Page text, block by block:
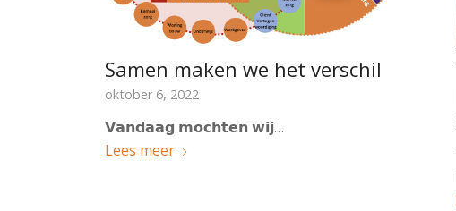
Samen maken we het verschil
oktober 6, 2022
𝗩𝗮𝗻𝗱𝗮𝗮𝗴 𝗺𝗼𝗰𝗵𝘁𝗲𝗻 𝘄𝗶𝗷…
Lees meer